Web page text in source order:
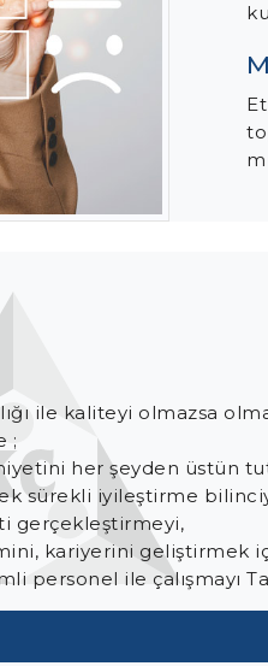
ile kaliteyi olmazsa
;
her şeyden üstün
sürekli iyileştirme
gerçekleştirmeyi,
kariyerini geliştirmek
personel ile çalışmayı